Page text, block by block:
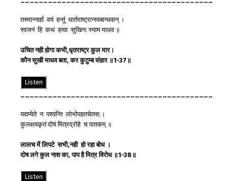
तस्मान्नार्हा वयं हन्तुं धार्तराष्ट्रान्स्वबान्धवान् ।
स्वजनं हि कथं हत्वा सुखिन: स्याम माधव ॥
उचितनहीहोगा कभी,धृतराष्ट्रकुलमार।
कौनसुखीमाधवबता,करकुटुम्बसंहार ॥1-37 ॥
Listen
यद्यप्येते न पश्यन्ति लोभोपहतचेतस:।
कुलक्षयकृतं दोषं मित्रद्रोहे च पातकम् ॥
लालच मेंलिपटे सभी,नही हो रहाबोध ।
दोषलगे कुल नाशका,पाप हैमित्र विरोध ॥1-38 ॥
Listen